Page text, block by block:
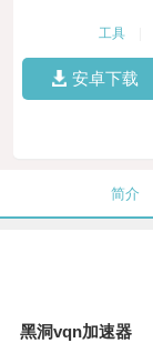
工具
安卓下载
简介
黑洞vqn加速器